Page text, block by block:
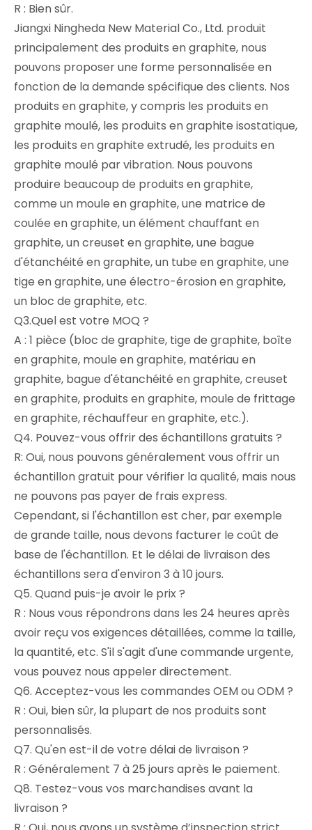
R : Bien sûr.
Jiangxi Ningheda New Material Co., Ltd. produit
principalement des produits en graphite, nous
pouvons proposer une forme personnalisée en
fonction de la demande spécifique des clients. Nos
produits en graphite, y compris les produits en
graphite moulé, les produits en graphite isostatique,
les produits en graphite extrudé, les produits en
graphite moulé par vibration. Nous pouvons
produire beaucoup de produits en graphite,
comme un moule en graphite, une matrice de
coulée en graphite, un élément chauffant en
graphite, un creuset en graphite, une bague
d'étanchéité en graphite, un tube en graphite, une
tige en graphite, une électro-érosion en graphite,
un bloc de graphite, etc.
Q3.Quel est votre MOQ ?
A : 1 pièce (bloc de graphite, tige de graphite, boîte
en graphite, moule en graphite, matériau en
graphite, bague d'étanchéité en graphite, creuset
en graphite, produits en graphite, moule de frittage
en graphite, réchauffeur en graphite, etc.).
Q4. Pouvez-vous offrir des échantillons gratuits ?
R: Oui, nous pouvons généralement vous offrir un
échantillon gratuit pour vérifier la qualité, mais nous
ne pouvons pas payer de frais express.
Cependant, si l'échantillon est cher, par exemple
de grande taille, nous devons facturer le coût de
base de l'échantillon. Et le délai de livraison des
échantillons sera d'environ 3 à 10 jours.
Q5. Quand puis-je avoir le prix ?
R : Nous vous répondrons dans les 24 heures après
avoir reçu vos exigences détaillées, comme la taille,
la quantité, etc. S'il s'agit d'une commande urgente,
vous pouvez nous appeler directement.
Q6. Acceptez-vous les commandes OEM ou ODM ?
R : Oui, bien sûr, la plupart de nos produits sont
personnalisés.
Q7. Qu'en est-il de votre délai de livraison ?
R : Généralement 7 à 25 jours après le paiement.
Q8. Testez-vous vos marchandises avant la
livraison ?